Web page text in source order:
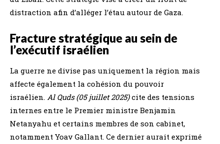
distraction afin d’alléger l’étau autour de Gaza.
Fracture stratégique au sein de
l’exécutif israélien
La guerre ne divise pas uniquement la région mais
affecte également la cohésion du pouvoir
israélien. Al Quds (05 juillet 2025)cite des tensions
internes entre le Premier ministre Benjamin
Netanyahu et certains membres de son cabinet,
notamment Yoav Gallant. Ce dernier aurait exprimé